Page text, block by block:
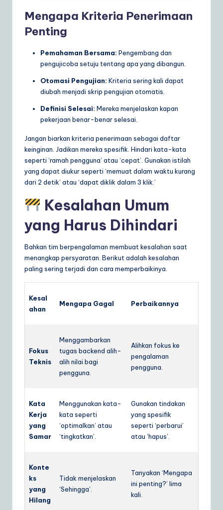
Mengapa Kriteria Penerimaan
Penting
Pemahaman Bersama: Pengembang dan
pengujicoba setuju tentang apa yang dibangun.
Otomasi Pengujian: Kriteria sering kali dapat
diubah menjadi skrip pengujian otomatis.
Definisi Selesai: Mereka menjelaskan kapan
pekerjaan benar-benar selesai.
Jangan biarkan kriteria penerimaan sebagai daftar
keinginan. Jadikan mereka spesifik. Hindari kata-kata
seperti ‘ramah pengguna’ atau ‘cepat’. Gunakan istilah
yang dapat diukur seperti ‘memuat dalam waktu kurang
dari 2 detik’ atau ‘dapat diklik dalam 3 klik.’
Kesalahan Umum
yang Harus Dihindari
Bahkan tim berpengalaman membuat kesalahan saat
menangkap persyaratan. Berikut adalah kesalahan
paling sering terjadi dan cara memperbaikinya.
Kesal
ahan
Mengapa Gagal Perbaikannya
Fokus
Teknis
Menggambarkan
tugas backend alih-
alih nilai bagi
pengguna.
Alihkan fokus ke
pengalaman
pengguna.
Kata
Kerja
yang
Samar
Menggunakan kata-
kata seperti
‘optimalkan’ atau
‘tingkatkan’.
Gunakan tindakan
yang spesifik
seperti ‘perbarui’
atau ‘hapus’.
Konte
ks
yang
Hilang
Tidak menjelaskan
‘Sehingga’.
Tanyakan ‘Mengapa
ini penting?’ lima
kali.